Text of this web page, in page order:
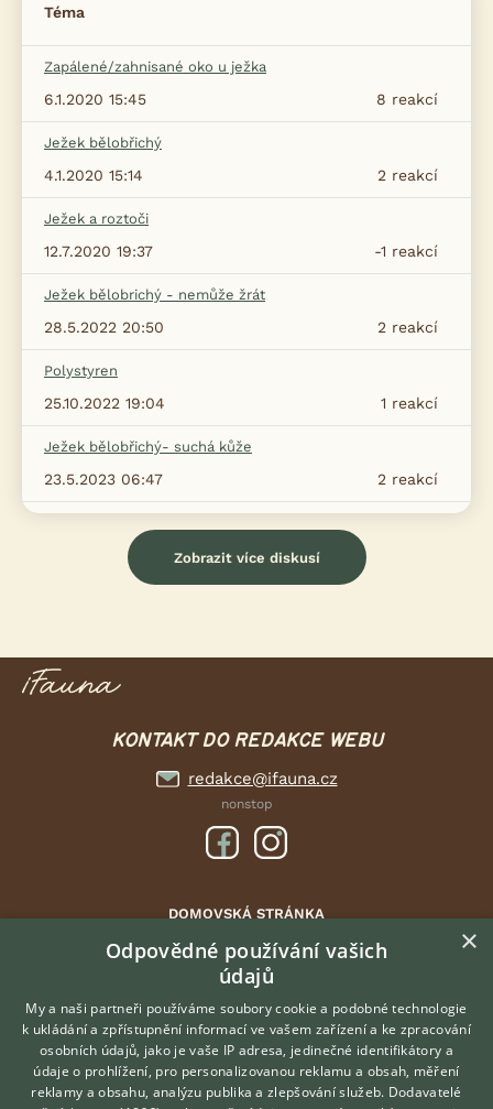
Téma
Zapálené/zahnisané oko u ježka
8 reakcí
6.1.2020 15:45
Ježek bělobřichý
2 reakcí
4.1.2020 15:14
Ježek a roztoči
-1 reakcí
12.7.2020 19:37
Ježek bělobrichý - nemůže žrát
2 reakcí
28.5.2022 20:50
Polystyren
1 reakcí
25.10.2022 19:04
Ježek bělobřichý- suchá kůže
2 reakcí
23.5.2023 06:47
Zobrazit více diskusí
KONTAKT DO REDAKCE WEBU
redakce@ifauna.cz
nonstop
DOMOVSKÁ STRÁNKA
INZERCE
DISKUSE
ČLÁNKY
CHOVATELSKÉ STANICE
O nás
×
Odpovědné používání vašich
údajů
My a naši partneři používáme soubory cookie a podobné technologie
k ukládání a zpřístupnění informací ve vašem zařízení a ke zpracování
osobních údajů, jako je vaše IP adresa, jedinečné identifikátory a
údaje o prohlížení, pro personalizovanou reklamu a obsah, měření
reklamy a obsahu, analýzu publika a zlepšování služeb. Dodavatelé